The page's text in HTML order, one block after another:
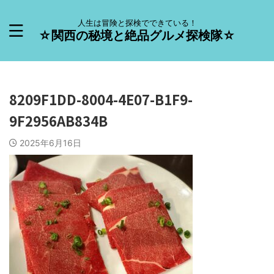
人生は冒険と探検でできている！
☆関西の秘境と絶品グルメ探検隊☆
8209F1DD-8004-4E07-B1F9-
9F2956AB834B
2025年6月16日